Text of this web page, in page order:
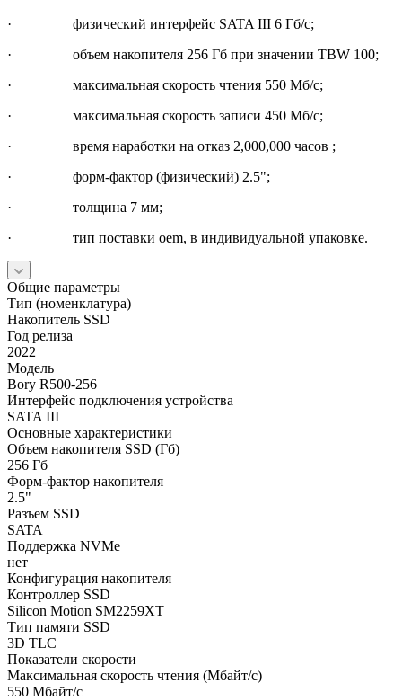
· физический интерфейс SATA III 6 Гб/с;
· объем накопителя 256 Гб при значении TBW 100;
· максимальная скорость чтения 550 Мб/с;
· максимальная скорость записи 450 Мб/с;
· время наработки на отказ 2,000,000 часов ;
· форм-фактор (физический) 2.5";
· толщина 7 мм;
· тип поставки oem, в индивидуальной упаковке.
Общие параметры
Тип (номенклатура)
Накопитель SSD
Год релиза
2022
Модель
Bory R500-256
Интерфейс подключения устройства
SATA III
Основные характеристики
Объем накопителя SSD (Гб)
256 Гб
Форм-фактор накопителя
2.5"
Разъем SSD
SATA
Поддержка NVMe
нет
Конфигурация накопителя
Контроллер SSD
Silicon Motion SM2259XT
Тип памяти SSD
3D TLC
Показатели скорости
Максимальная скорость чтения (Мбайт/с)
550 Мбайт/с